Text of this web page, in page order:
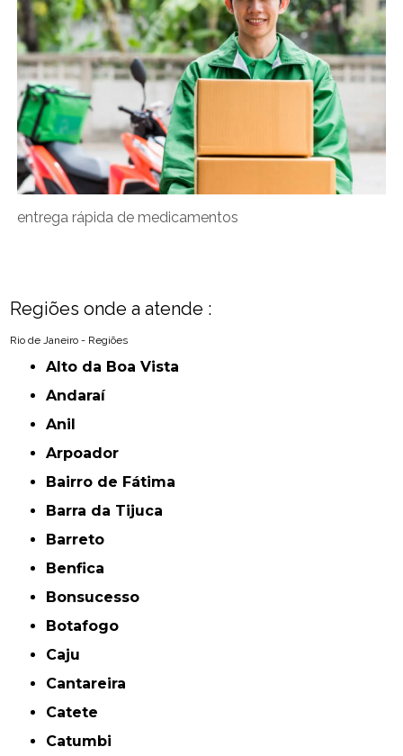
entrega rápida de medicamentos
Regiões onde a atende :
Rio de Janeiro - Regiões
Alto da Boa Vista
Andaraí
Anil
Arpoador
Bairro de Fátima
Barra da Tijuca
Barreto
Benfica
Bonsucesso
Botafogo
Caju
Cantareira
Catete
Catumbi